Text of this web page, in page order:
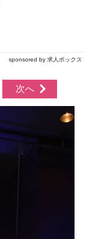
sponsored by 求人ボックス
次へ